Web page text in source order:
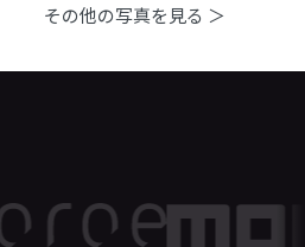
その他の写真を見る ＞